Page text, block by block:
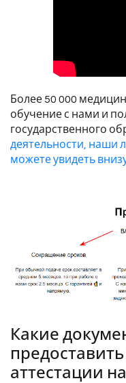
Более 50 000
обучение с нами и
государственного
деятельности, наши
можете увидеть
Какие
аттестации